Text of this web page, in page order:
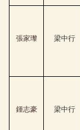
張家瓈 梁中行
鍾志豪 梁中行